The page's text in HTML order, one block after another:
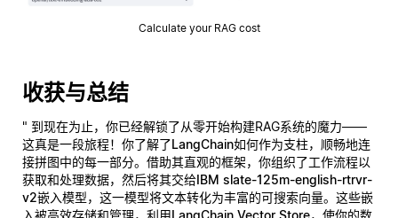
Calculate your RAG cost
收获与总结
" 到现在为止，你已经解锁了从零开始构建RAG系统的魔力——
这真是一段旅程！你了解了LangChain如何作为支柱，顺畅地连
接拼图中的每一部分。借助其直观的框架，你组织了工作流程以
获取和处理数据，然后将其交给IBM slate-125m-english-rtrvr-
v2嵌入模型，这一模型将文本转化为丰富的可搜索向量。这些嵌
入被高效存储和管理，利用LangChain Vector Store，使你的数